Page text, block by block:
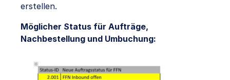
erstellen.
Möglicher Status für Aufträge,
Nachbestellung und Umbuchung: